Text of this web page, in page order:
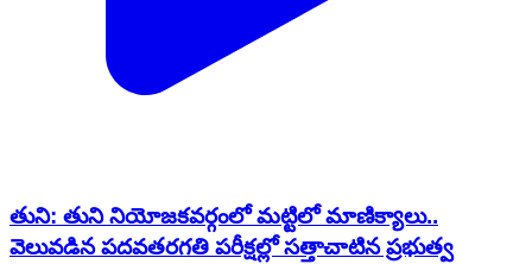
తుని: తుని నియోజకవర్గంలో మట్టిలో మాణిక్యాలు..
వెలువడిన పదవతరగతి పరీక్షల్లో సత్తాచాటిన ప్రభుత్వ